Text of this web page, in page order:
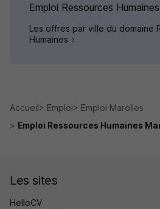
Emploi Ressources
Les offres par ville du domaine
Humaines
Accueil Emploi
Emploi Marolles
Emploi Ressources Humaines
Les sites
HelloCV